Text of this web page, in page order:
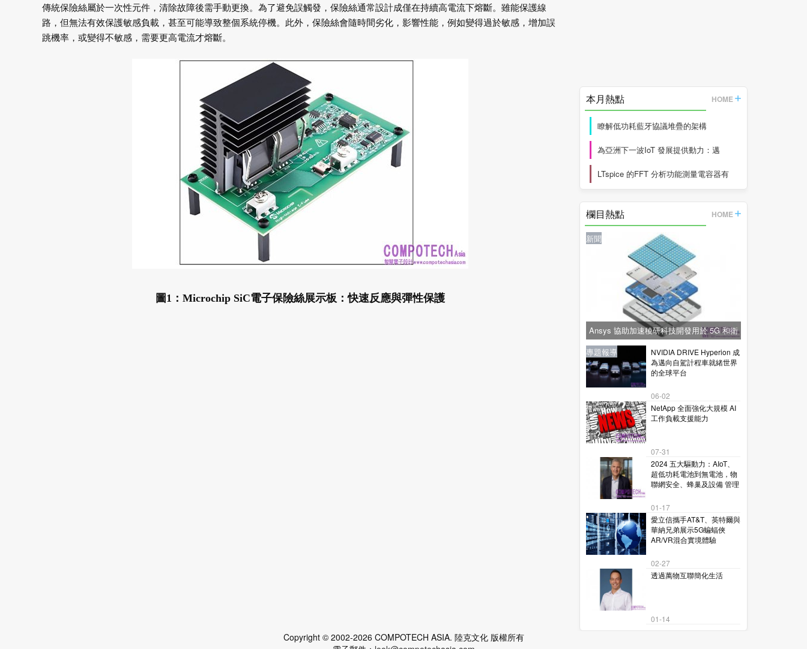
傳統保險絲屬於一次性元件，清除故障後需手動更換。為了避免誤觸發，保險絲通常設計成僅在持續高電流下熔斷。雖能保護線
路， 但無法有效保護敏感負載，甚至可能導致整個系統停機。此外，保險絲會隨時間劣化，影響性能，例如變得過於敏感，增加誤
跳機率，或變得不敏感，需要更高電流才熔斷。
圖1：Microchip SiC電子保險絲展示板：快速反應與彈性保護
本月熱點 HOME
瞭解低功耗藍牙協議堆疊的架構
為亞洲下一波IoT 發展提供動力：邁
LTspice 的FFT 分析功能測量電容器有
欄目熱點 HOME
新聞
Ansys 協助加速稜研科技開發用於 5G 和衛
星通訊的下一代毫米波技術
新聞
NVIDIA DRIVE Hyperion 成
為邁向自駕計程車就緒世界
的全球平台
06-02
新聞
NetApp 全面強化大規模 AI
工作負載支援能力
07-31
專題報導
2024 五大驅動力：AIoT、
超低功耗電池到無電池，物
聯網安全、蜂巢及設備 管理
01-17
新聞
愛立信攜手AT&T、英特爾與
華納兄弟展示5G蝙蝠俠
AR/VR混合實境體驗
02-27
專題報導
透過萬物互聯簡化生活
01-14
Copyright © 2002-2026 COMPOTECH ASIA. 陸克文化 版權所有